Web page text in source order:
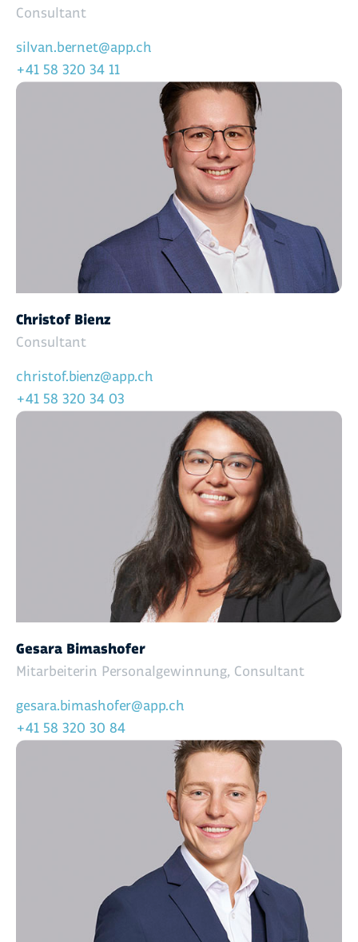
Consultant
silvan.bernet@app.ch
+41 58 320 34 11
Christof Bienz
Consultant
christof.bienz@app.ch
+41 58 320 34 03
Gesara Bimashofer
Mitarbeiterin Personalgewinnung, Consultant
gesara.bimashofer@app.ch
+41 58 320 30 84